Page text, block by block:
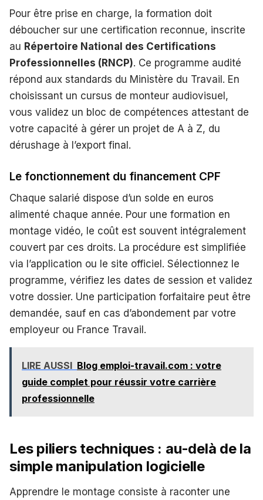
Pour être prise en charge, la formation doit
déboucher sur une certification reconnue, inscrite
au Répertoire National des Certifications
Professionnelles (RNCP). Ce programme audité
répond aux standards du Ministère du Travail. En
choisissant un cursus de monteur audiovisuel,
vous validez un bloc de compétences attestant de
votre capacité à gérer un projet de A à Z, du
dérushage à l’export final.
Le fonctionnement du financement CPF
Chaque salarié dispose d’un solde en euros
alimenté chaque année. Pour une formation en
montage vidéo, le coût est souvent intégralement
couvert par ces droits. La procédure est simplifiée
via l’application ou le site officiel. Sélectionnez le
programme, vérifiez les dates de session et validez
votre dossier. Une participation forfaitaire peut être
demandée, sauf en cas d’abondement par votre
employeur ou France Travail.
LIRE AUSSI Blog emploi-travail.com : votre
guide complet pour réussir votre carrière
professionnelle
Les piliers techniques : au-delà de la
simple manipulation logicielle
Apprendre le montage consiste à raconter une